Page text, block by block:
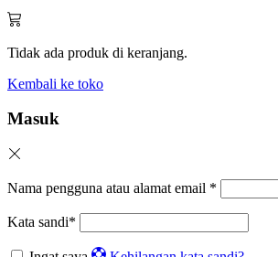
Tidak ada produk di keranjang.
Kembali ke toko
Masuk
Nama pengguna atau alamat email *
Kata sandi*